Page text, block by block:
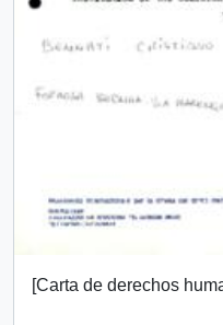
[Carta de derechos